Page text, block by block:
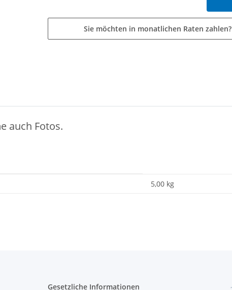
Sie möchten in monatlichen Raten zahlen?
auch Fotos.
5,00 kg
Gesetzliche Informationen